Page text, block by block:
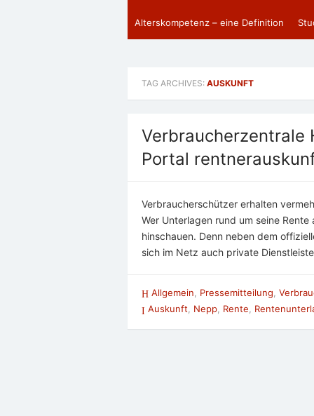
Alterskompetenz – eine Definition
TAG ARCHIVES: AUSKUNFT
Verbraucherzentrale
Portal
Verbraucherschützer erhalten
Wer Unterlagen rund um seine
hinschauen. Denn neben dem
sich im Netz auch private
Allgemein Pressemitteilung
Auskunft, Nepp, Rente,